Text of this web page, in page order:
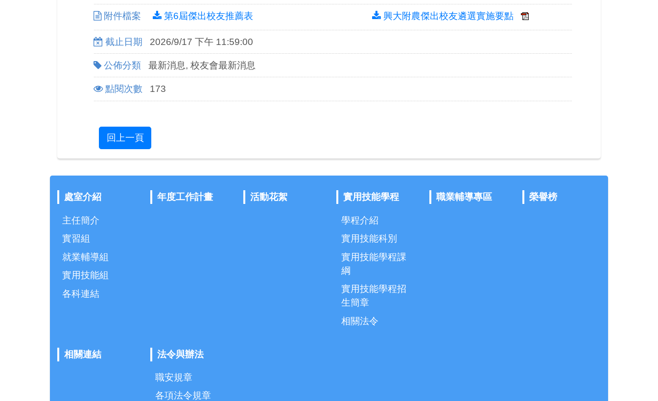
附件檔案 第6屆傑出校友推薦表 興大附農傑出校友遴選實施要點
截止日期 2026/9/17 下午 11:59:00
公佈分類 最新消息, 校友會最新消息
點閱次數 173
回上一頁
處室介紹
主任簡介
實習組
就業輔導組
實用技能組
各科連結
年度工作計畫 活動花絮 實用技能學程
學程介紹
實用技能科別
實用技能學程課
綱
實用技能學程招
生簡章
相關法令
職業輔導專區 榮譽榜
相關連結 法令與辦法
職安規章
各項法令規章